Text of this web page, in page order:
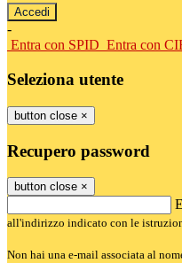
-
Entra con SPID Entra con
Seleziona utente
button close ×
Recupero password
button close ×
all'indirizzo indicato con le
Non hai una e-mail associata al